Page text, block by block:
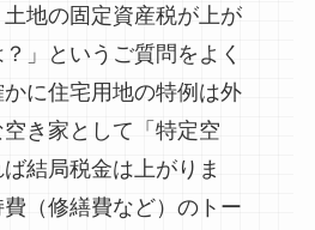
土地の固定資産税が上が
」というご質問をよく
に住宅用地の特例は外
き家として「特定空
結局税金は上がりま
（修繕費など）のトー